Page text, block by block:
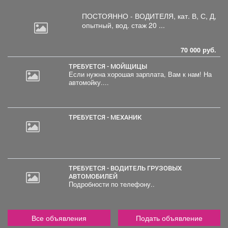
ПОСТОЯННО - ВОДИТЕЛЯ, кат. В, С, Д,
опытный, вод. стаж 20 ...
70 000 руб.
ТРЕБУЕТСЯ - МОЙЩИЦЫ
Если нужна хорошая зарплата, Вам к нам! На
автомойку....
ТРЕБУЕТСЯ - МЕХАНИК
ТРЕБУЕТСЯ - ВОДИТЕЛЬ ГРУЗОВЫХ
АВТОМОБИЛЕЙ
Подробности по телефону..
Все объявления Подать объявление